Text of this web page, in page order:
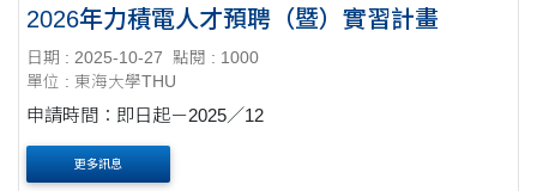
2026年力積電人才預聘（暨）實習計畫
日期 : 2025-10-27
點閱 : 1000
單位 : 東海大學THU
申請時間：即日起－2025／12
更多訊息